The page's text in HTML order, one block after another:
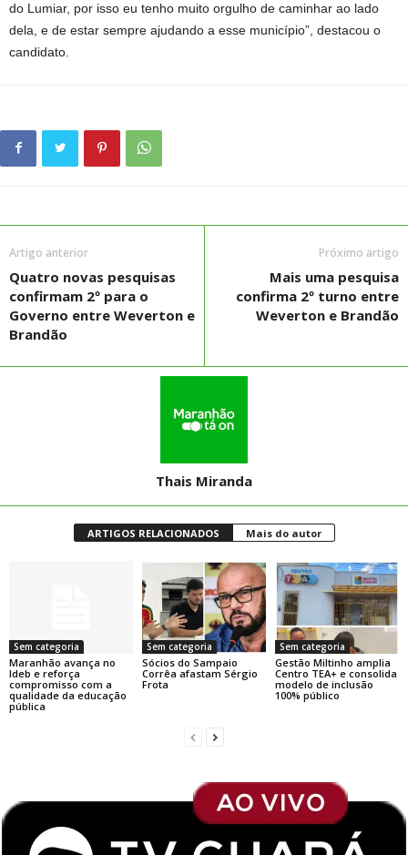
do Lumiar, por isso eu tenho muito orgulho de caminhar ao lado
dela, e de estar sempre ajudando a esse município”, destacou o
candidato.
Artigo anterior
Quatro novas pesquisas
confirmam 2º para o
Governo entre Weverton e
Brandão
Próximo artigo
Mais uma pesquisa
confirma 2º turno entre
Weverton e Brandão
Thais Miranda
ARTIGOS RELACIONADOS Mais do autor
Sem categoria
Maranhão avança no
Ideb e reforça
compromisso com a
qualidade da educação
pública
Sem categoria
Sócios do Sampaio
Corrêa afastam Sérgio
Frota
Sem categoria
Gestão Miltinho amplia
Centro TEA+ e consolida
modelo de inclusão
100% público